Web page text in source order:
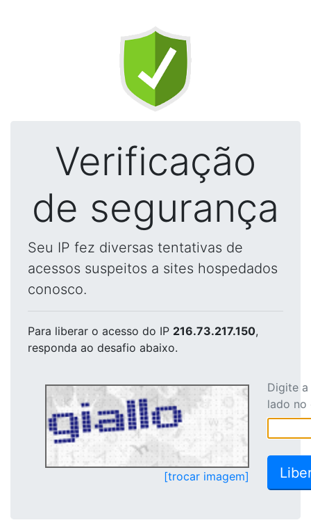
Verificação
de segurança
Seu IP fez diversas tentativas de
acessos suspeitos a sites hospedados
conosco.
Para liberar o acesso do IP 216.73.217.150,
responda ao desafio abaixo.
[trocar imagem]
Digite
lado no